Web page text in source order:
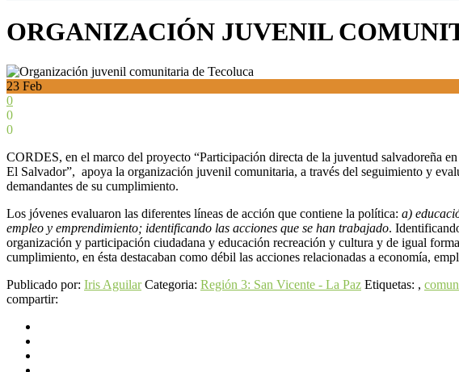
ORGANIZACIÓN JUVENIL
23 Feb
0
0
0
CORDES, en el marco del proyecto “Participación directa de la juventud salvadoreña
El Salvador”, apoya la organización juvenil comunitaria, a través del seguimiento y
demandantes de su cumplimiento.
Los jóvenes evaluaron las diferentes líneas de acción que contiene la política: a)
empleo y emprendimiento; identificando las acciones que se han trabajado.
organización y participación ciudadana y educación recreación y cultura y de igual
cumplimiento, en ésta destacaban como débil las acciones relacionadas a economía,
Publicado por: Iris Aguilar Categoria: Región 3: San Vicente - La Paz Etiquetas: ,
compartir: